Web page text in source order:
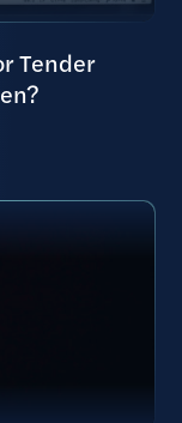
Tender